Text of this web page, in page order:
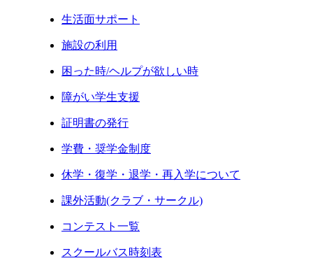
生活面サポート
施設の利用
困った時/ヘルプが欲しい時
障がい学生支援
証明書の発行
学費・奨学金制度
休学・復学・退学・再入学について
課外活動(クラブ・サークル)
コンテスト一覧
スクールバス時刻表